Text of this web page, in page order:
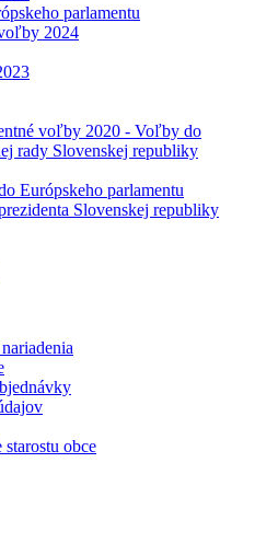
parlamentu
2024
voľby 2020 - Voľby do
rady Slovenskej republiky
Európskeho parlamentu
Slovenskej republiky
obce